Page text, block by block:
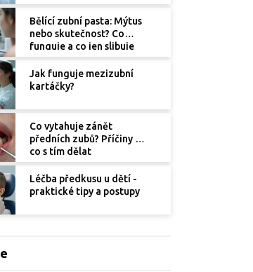
Bělící zubní pasta: Mýtus
nebo skutečnost? Co
funguje a co jen slibuje
Jak funguje mezizubní
kartáčky?
Co vytahuje zánět
předních zubů? Příčiny a
co s tím dělat
Léčba předkusu u dětí -
praktické tipy a postupy